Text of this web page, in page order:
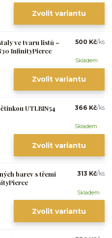
Zvolit variantu
ve tvaru listů –
InfinityPierce
500 Kč/ks
Skladem
Zvolit variantu
UTLBIN54
366 Kč/ks
Skladem
Zvolit variantu
barev s třemi
313 Kč/ks
Skladem
Zvolit variantu